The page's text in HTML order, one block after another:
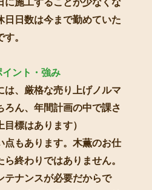
に施工することが少なくな
日日数は今まで勤めていた
。
ント・強み
は、厳格な売り上げノルマ
ろん、年間計画の中で課さ
標はあります）
点もあります。木薫のお仕
終わりではありません。
テナンスが必要だからで